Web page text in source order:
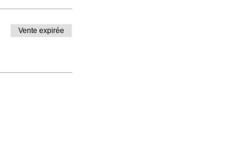
Vente expirée